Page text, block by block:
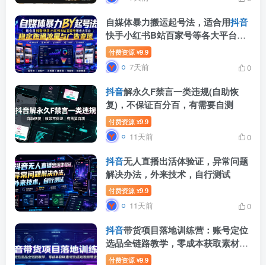
自媒体暴力搬运起号法，适合用抖音
快手小红书B站百家号等各大平台，
稳定跑通流量与广告变现
付费资源 ¥9.9
7天前 0
抖音解永久F禁言一类违规(自助恢
复)，不保证百分百，有需要自测
付费资源 ¥9.9
11天前 0
抖音无人直播出活体验证，异常问题
解决办法，外来技术，自行测试
付费资源 ¥9.9
11天前 0
抖音带货项目落地训练营：账号定位
选品全链路教学，零成本获取素材完
成短视频带货起号
付费资源 ¥9.9